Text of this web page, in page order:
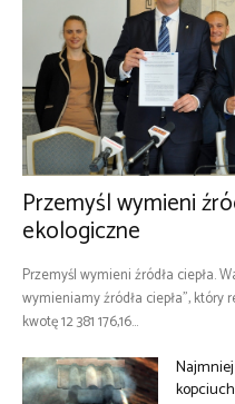
Przemyśl wymieni
ekologiczne
Przemyśl wymieni źródła ciepła.
wymieniamy źródła ciepła”,
kwotę 12 381 176,16...